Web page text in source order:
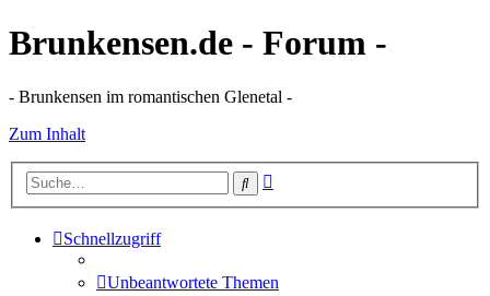
Brunkensen.de - Forum -
- Brunkensen im romantischen Glenetal -
Zum Inhalt
Suche
Schnellzugriff
Unbeantwortete Themen